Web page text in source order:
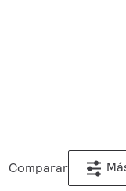
Comparar